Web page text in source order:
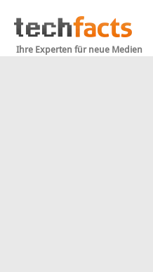
Ihre Experten für neue Medien